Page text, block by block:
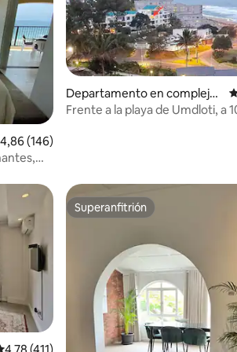
promedio: 4,86 de 5. 146
4,86 (146)
Departamento en complejo
residencial en Umdloti
Frente a la playa de Umdloti, a
Superanfitrión
Superanfitrión